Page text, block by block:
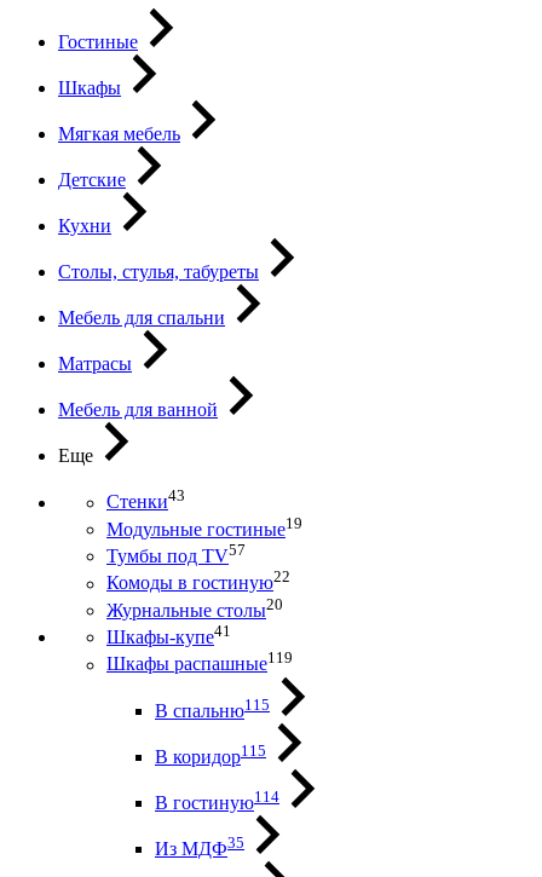
Гостиные
Шкафы
Мягкая мебель
Детские
Кухни
Столы, стулья, табуреты
Мебель для спальни
Матрасы
Мебель для ванной
Еще
Стенки43
Модульные гостиные19
Тумбы под ТV57
Комоды в гостиную22
Журнальные столы20
Шкафы-купе41
Шкафы распашные119
В спальню115
В коридор115
В гостиную114
Из МДФ35